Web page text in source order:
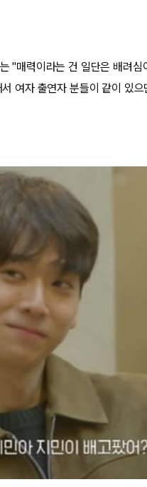
"매력이라는 건 일단은 배려
여자 출연자 분들이 같이 있